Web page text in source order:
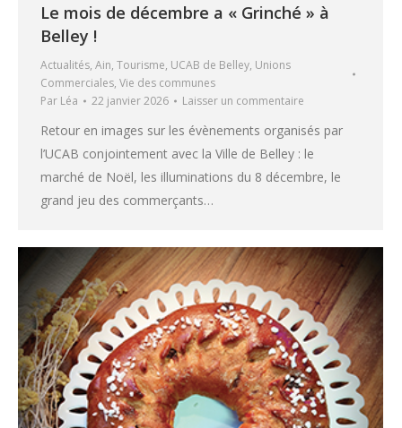
Le mois de décembre a « Grinché » à
Belley !
Actualités, Ain, Tourisme, UCAB de Belley, Unions
Commerciales, Vie des communes
Par Léa 22 janvier 2026 Laisser un commentaire
Retour en images sur les évènements organisés par
l’UCAB conjointement avec la Ville de Belley : le
marché de Noël, les illuminations du 8 décembre, le
grand jeu des commerçants…